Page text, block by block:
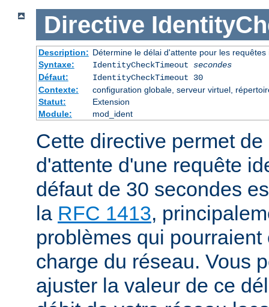
Directive
Description: Détermine le délai d'attente pour les requêtes
Syntaxe:
IdentityCheckTimeout secondes
Défaut:
IdentityCheckTimeout 30
Contexte:
configuration globale, serveur virtuel,
Statut:
Extension
Module:
mod_ident
Cette directive permet
d'attente d'une requête
défaut de 30 secondes
la RFC 1413,
problèmes qui
charge du réseau. Vous
ajuster la valeur de ce